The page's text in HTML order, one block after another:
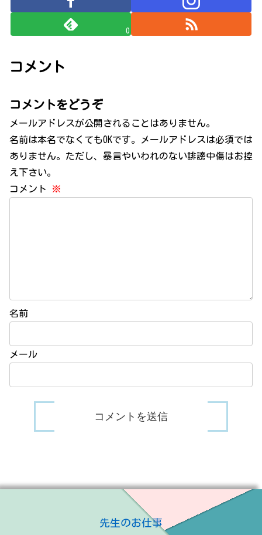
0
コメント
コメントをどうぞ
メールアドレスが公開されることはありません。
名前は本名でなくてもOKです。メールアドレスは必須では
ありません。ただし、暴言やいわれのない誹謗中傷はお控
え下さい。
コメント
※
名前
メール
先生のお仕事